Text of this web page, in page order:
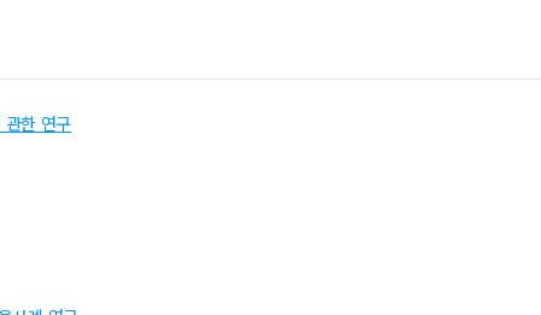
관한 연구